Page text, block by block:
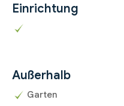
Einrichtung
Außerhalb
Garten